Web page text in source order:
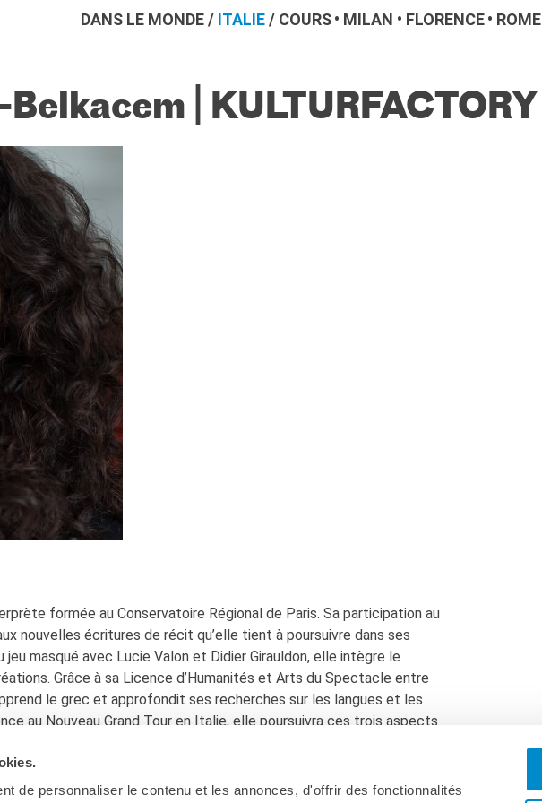
de personnaliser le contenu et les annonces, d'offrir des fonctionnalités
DANS LE MONDE/ ITALIE/ COURS MILAN FLORENCE ROME
| KULTURFACTORY
formée au Conservatoire Régional de Paris. Sa participation au
nouvelles écritures de récit qu’elle tient à poursuivre dans ses
masqué avec Lucie Valon et Didier Girauldon, elle intègre le
Grâce à sa Licence d’Humanités et Arts du Spectacle entre
le grec et approfondit ses recherches sur les langues et les
au Nouveau Grand Tour en Italie, elle poursuivra ces trois aspects